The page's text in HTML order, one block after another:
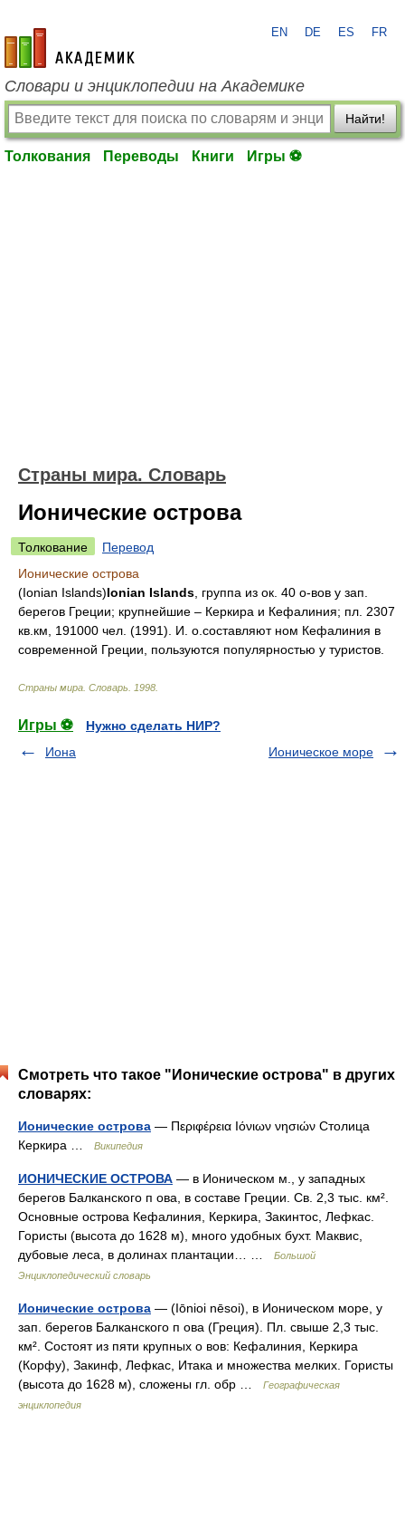
academic.ru
EN DE ES FR
Словари и энциклопедии на Академике
Найти!
Толкования Переводы Книги Игры ⚽
Страны мира. Словарь
Ионические острова
Толкование
Перевод
Ионические острова
(Ionian Islands)Ionian Islands , группа из ок. 40 о-вов у зап.
берегов Греции; крупнейшие – Керкира и Кефалиния; пл. 2307
кв.км, 191000 чел. (1991). И. о.составляют ном Кефалиния в
современной Греции, пользуются популярностью у туристов.
Страны мира. Словарь 1998
Игры ⚽
Нужно сделать НИР?
Иона
Ионическое море
Смотреть что такое "Ионические острова" в других
словарях:
Ионические острова — Περιφέρεια Ιόνιων νησιών Столица
Керкира …
Википедия
ИОНИЧЕСКИЕ ОСТРОВА — в Ионическом м., у западных
берегов Балканского п ова, в составе Греции. Св. 2,3 тыс. км².
Основные острова Кефалиния, Керкира, Закинтос, Лефкас.
Гористы (высота до 1628 м), много удобных бухт. Маквис,
дубовые леса, в долинах плантации… …
Большой
Энциклопедический словарь
Ионические острова — (Iōnioi nēsoi), в Ионическом море, у
зап. берегов Балканского п ова (Греция). Пл. свыше 2,3 тыс.
км². Состоят из пяти крупных о вов: Кефалиния, Керкира
(Корфу), Закинф, Лефкас, Итака и множества мелких. Гористы
(высота до 1628 м), сложены гл. обр …
Географическая
энциклопедия